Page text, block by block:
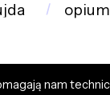
opium
nam